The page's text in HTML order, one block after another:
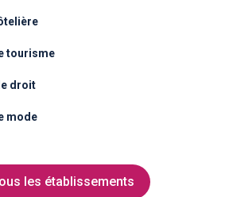
tourisme
droit
mode
les établissements